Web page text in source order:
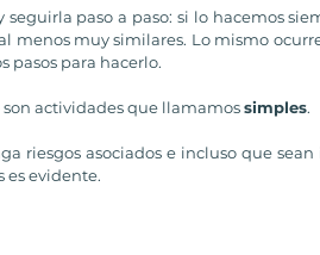
paso a paso: si lo hacemos
menos muy similares. Lo mismo
pasos para hacerlo.
actividades que llamamos simples.
riesgos asociados e incluso que
es evidente.